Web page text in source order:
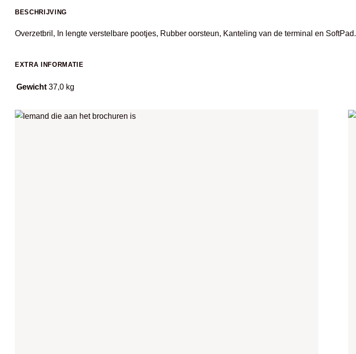
BESCHRIJVING
Overzetbril, In lengte verstelbare pootjes, Rubber oorsteun, Kanteling van de terminal en SoftPad.
EXTRA INFORMATIE
Gewicht 37,0 kg